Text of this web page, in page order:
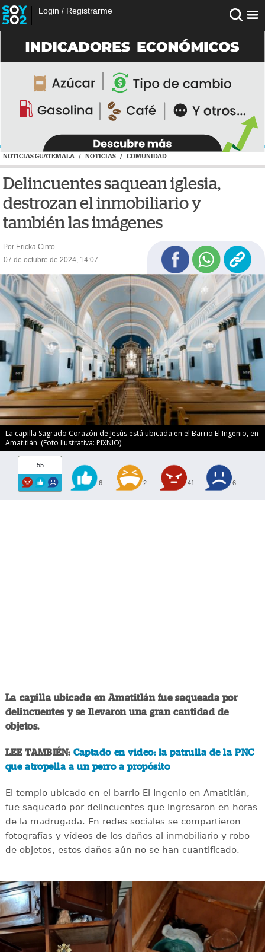
Login / Registrarme
NOTICIAS GUATEMALA / NOTICIAS / COMUNIDAD
Delincuentes saquean iglesia,
destrozan el inmobiliario y
también las imágenes
Por Ericka Cinto
07 de octubre de 2024, 14:07
La capilla Sagrado Corazón de Jesús está ubicada en el Barrio El Ingenio, en
Amatitlán. (Foto Ilustrativa: PIXNIO)
55
6 2 41 6
La capilla ubicada en Amatitlán fue saqueada por
delincuentes y se llevaron una gran cantidad de
objetos.
LEE TAMBIÉN:Captado en video: la patrulla de la PNC
que atropella a un perro a propósito
El templo ubicado en el barrio El Ingenio en Amatitlán,
fue saqueado por delincuentes que ingresaron en horas
de la madrugada. En redes sociales se compartieron
fotografías y vídeos de los daños al inmobiliario y robo
de objetos, estos daños aún no se han cuantificado.